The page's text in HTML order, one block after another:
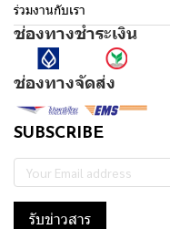
ร่วมงานกับเรา
ช่องทางชำระเงิน
ช่องทางจัดส่ง
SUBSCRIBE
รับข่าวสาร